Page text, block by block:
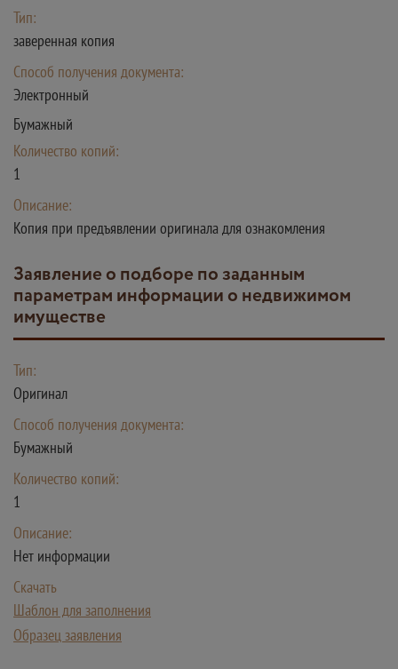
Тип:
заверенная копия
Способ получения документа:
Электронный
Бумажный
Количество копий:
1
Описание:
Копия при предъявлении оригинала для ознакомления
Заявление о подборе по заданным
параметрам информации о недвижимом
имуществе
Тип:
Оригинал
Способ получения документа:
Бумажный
Количество копий:
1
Описание:
Нет информации
Скачать
Шаблон для заполнения
Образец заявления